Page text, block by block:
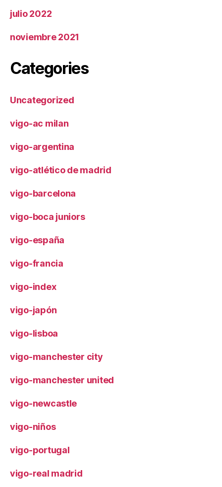
julio 2022
noviembre 2021
Categories
Uncategorized
vigo-ac milan
vigo-argentina
vigo-atlético de madrid
vigo-barcelona
vigo-boca juniors
vigo-españa
vigo-francia
vigo-index
vigo-japón
vigo-lisboa
vigo-manchester city
vigo-manchester united
vigo-newcastle
vigo-niños
vigo-portugal
vigo-real madrid